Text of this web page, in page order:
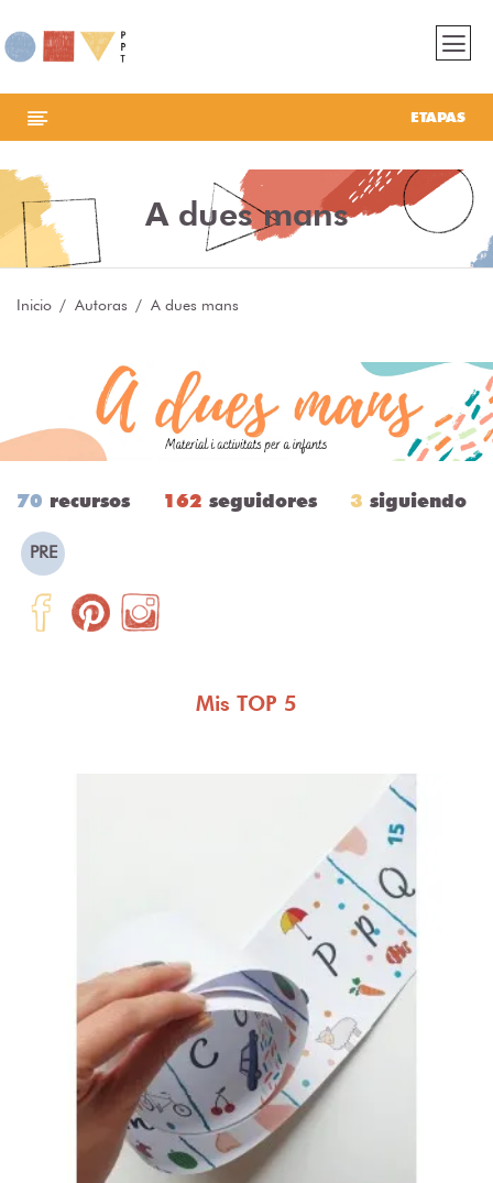
ETAPAS
A dues mans
Inicio Autoras A dues mans
70 recursos 162 seguidores 3 siguiendo
PRE
Mis TOP 5